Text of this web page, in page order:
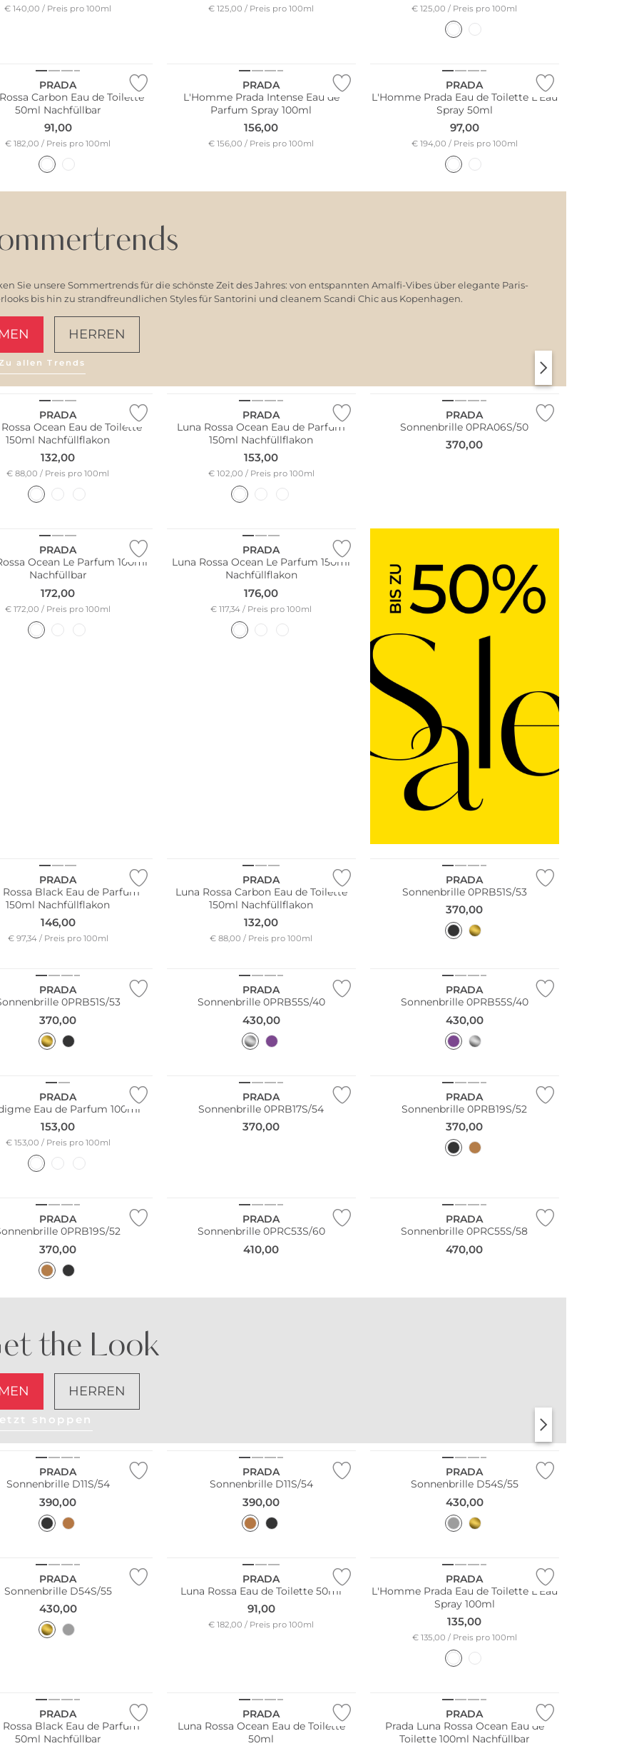
€ 140,00 / Preis pro 100ml € 125,00 / Preis pro 100ml € 125,00 / Preis pro 100ml
PRADA
Carbon Eau de Toilette
50ml Nachfüllbar
91,00
€ 182,00 / Preis pro 100ml
PRADA
L'Homme Prada Intense Eau de
Parfum Spray 100ml
156,00
€ 156,00 / Preis pro 100ml
PRADA
L'Homme Prada Eau de Toilette L'Eau
Spray 50ml
97,00
€ 194,00 / Preis pro 100ml
Sie unsere Sommertrends für die schönste Zeit des Jahres: von entspannten Amalfi-Vibes über elegante Paris-
bis hin zu strandfreundlichen Styles für Santorini und cleanem Scandi Chic aus Kopenhagen.
HERREN
allen Trends
PRADA
Ocean Eau de Toilette
150ml Nachfüllflakon
132,00
€ 88,00 / Preis pro 100ml
PRADA
Luna Rossa Ocean Eau de Parfum
150ml Nachfüllflakon
153,00
€ 102,00 / Preis pro 100ml
PRADA
Sonnenbrille 0PRA06S/50
370,00
PRADA
Ocean Le Parfum 100ml
Nachfüllbar
172,00
€ 172,00 / Preis pro 100ml
PRADA
Luna Rossa Ocean Le Parfum 150ml
Nachfüllflakon
176,00
€ 117,34 / Preis pro 100ml
PRADA
Rossa Black Eau de Parfum
150ml Nachfüllflakon
146,00
€ 97,34 / Preis pro 100ml
PRADA
Luna Rossa Carbon Eau de Toilette
150ml Nachfüllflakon
132,00
€ 88,00 / Preis pro 100ml
PRADA
Sonnenbrille 0PRB51S/53
370,00
PRADA
0PRB51S/53
370,00
PRADA
Sonnenbrille 0PRB55S/40
430,00
PRADA
Sonnenbrille 0PRB55S/40
430,00
PRADA
Eau de Parfum 100ml
153,00
€ 153,00 / Preis pro 100ml
PRADA
Sonnenbrille 0PRB17S/54
370,00
PRADA
Sonnenbrille 0PRB19S/52
370,00
PRADA
0PRB19S/52
370,00
PRADA
Sonnenbrille 0PRC53S/60
410,00
PRADA
Sonnenbrille 0PRC55S/58
470,00
the Look
HERREN
shoppen
PRADA
Sonnenbrille D11S/54
390,00
PRADA
Sonnenbrille D11S/54
390,00
PRADA
Sonnenbrille D54S/55
430,00
PRADA
Sonnenbrille D54S/55
430,00
PRADA
Luna Rossa Eau de Toilette 50ml
91,00
€ 182,00 / Preis pro 100ml
PRADA
L'Homme Prada Eau de Toilette L'Eau
Spray 100ml
135,00
€ 135,00 / Preis pro 100ml
PRADA
Rossa Black Eau de Parfum
50ml Nachfüllbar
PRADA
Luna Rossa Ocean Eau de Toilette
50ml
PRADA
Prada Luna Rossa Ocean Eau de
Toilette 100ml Nachfüllbar